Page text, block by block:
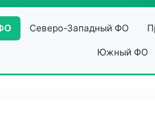
Северо-Западный ФО
Южный ФО